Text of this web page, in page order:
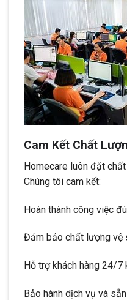
Cam Kết Chất
Homecare luôn đặt
Chúng tôi cam kết:
Hoàn thành công việc
Đảm bảo chất lượng vệ
Hỗ trợ khách hàng 24/7
Bảo hành dịch vụ và